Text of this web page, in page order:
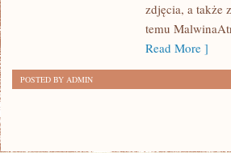
zdjęcia, a także
temu
Read More ]
POSTED BY ADMIN